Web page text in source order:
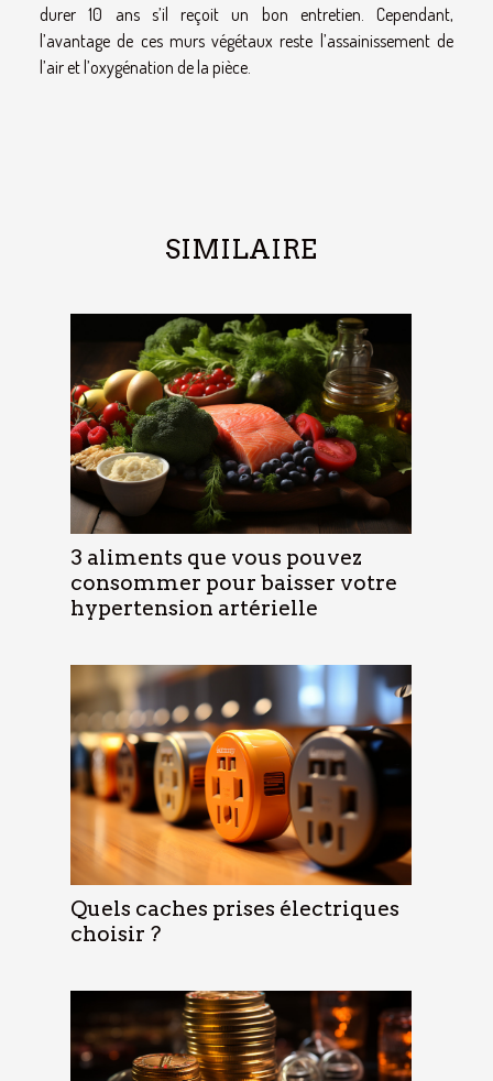
durer 10 ans s’il reçoit un bon entretien. Cependant,
l’avantage de ces murs végétaux reste l’assainissement de
l’air et l’oxygénation de la pièce.
SIMILAIRE
3 aliments que vous pouvez
consommer pour baisser votre
hypertension artérielle
Quels caches prises électriques
choisir ?